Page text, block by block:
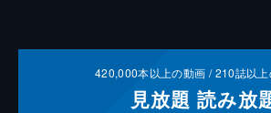
420,000本以上の動画 /210誌以
見放題 読み放